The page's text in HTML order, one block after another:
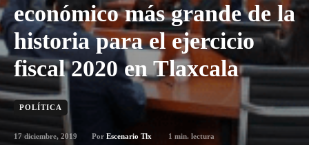
económico más grande de la
historia para el ejercicio
fiscal 2020 en Tlaxcala
POLÍTICA
17 diciembre, 2019 Por Escenario Tlx 1 min. lectura